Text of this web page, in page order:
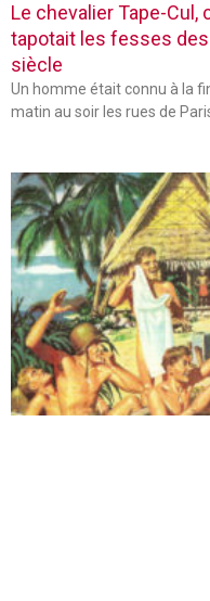
Le chevalier Tape-
tapotait les fesses
siècle
Un homme était connu à la
matin au soir les rues de